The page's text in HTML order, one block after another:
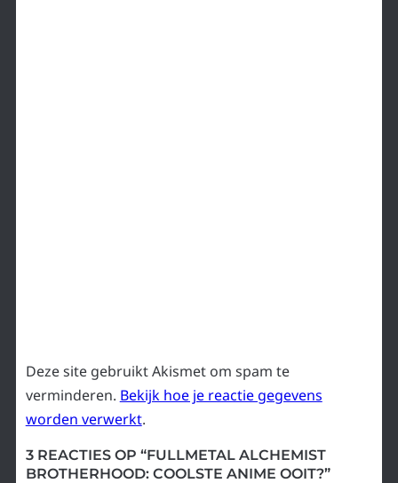
Deze site gebruikt Akismet om spam te
verminderen. Bekijk hoe je reactie gegevens
worden verwerkt.
3 REACTIES OP “FULLMETAL ALCHEMIST
BROTHERHOOD: COOLSTE ANIME OOIT?”